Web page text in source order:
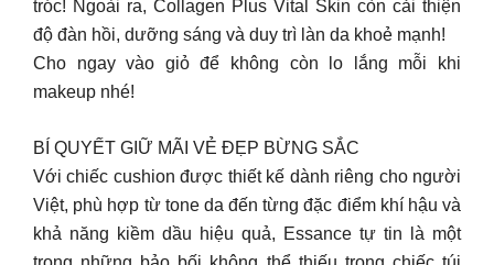
tróc! Ngoài ra, Collagen Plus Vital Skin còn cải thiện
độ đàn hồi, dưỡng sáng và duy trì làn da khoẻ mạnh!
Cho ngay vào giỏ để không còn lo lắng mỗi khi
makeup nhé!
BÍ QUYẾT GIỮ MÃI VẺ ĐẸP BỪNG SẮC
Với chiếc cushion được thiết kế dành riêng cho người
Việt, phù hợp từ tone da đến từng đặc điểm khí hậu và
khả năng kiềm dầu hiệu quả, Essance tự tin là một